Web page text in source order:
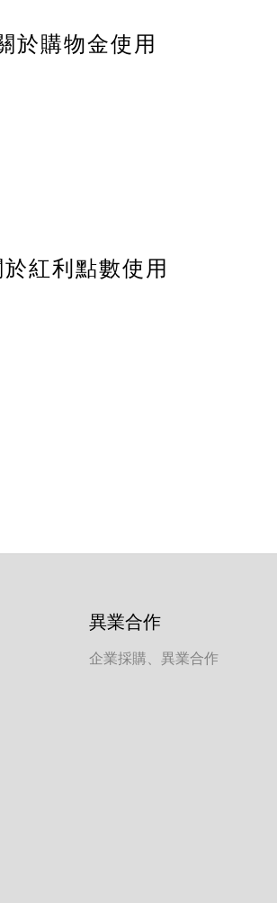
於購物金使用
於紅利點數使用
異業合作
企業採購、異業合作